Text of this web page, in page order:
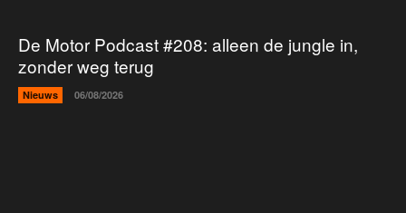
De Motor Podcast #208: alleen de jungle in,
zonder weg terug
Nieuws 06/08/2026